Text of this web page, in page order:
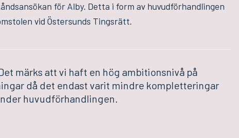
för Alby. Detta i form av huvudförhandlingen
vid Östersunds Tingsrätt.
märks att vi haft en hög ambitionsnivå på
då det endast varit mindre kompletteringar
huvudförhandlingen.